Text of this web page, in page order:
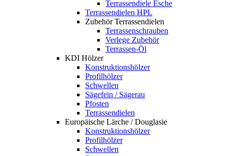
Terrassendiele Esche
Terrassendielen HPL
Zubehör Terrassendielen
Terrassenschrauben
Verlege Zubehör
Terrassen-Öl
KDI Hölzer
Konstruktionshölzer
Profilhölzer
Schwellen
Sägefein / Sägerau
Pfosten
Terrassendielen
Europäische Lärche / Douglasie
Konstruktionshölzer
Profilhölzer
Schwellen